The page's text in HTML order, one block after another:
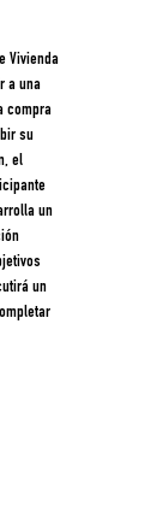
Vivienda
a una
compra
su
el
un
un